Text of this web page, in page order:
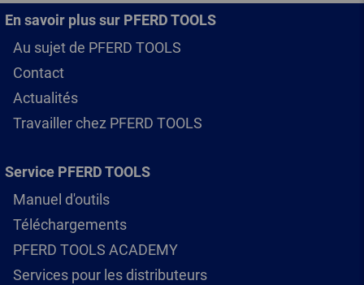
En savoir plus sur PFERD TOOLS
Au sujet de PFERD TOOLS
Contact
Actualités
Travailler chez PFERD TOOLS
Service PFERD TOOLS
Manuel d'outils
Téléchargements
PFERD TOOLS ACADEMY
Services pour les distributeurs